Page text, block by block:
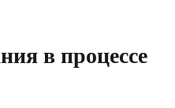
в процессе